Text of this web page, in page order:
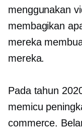
menggunakan
membagikan
mereka
mereka.
Pada tahun
memicu
commerce.